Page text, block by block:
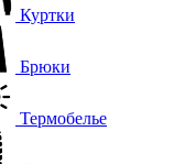
Куртки
Брюки
Термобелье